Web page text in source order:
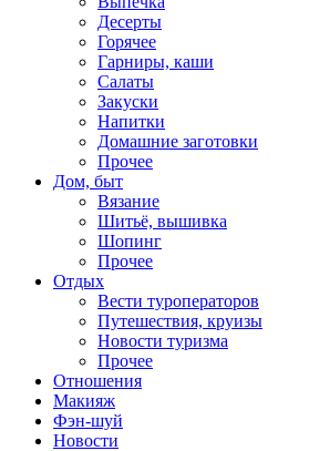
Десерты
Горячее
Гарниры, каши
Салаты
Закуски
Напитки
Домашние заготовки
Прочее
Дом, быт
Вязание
Шитьё, вышивка
Шопинг
Прочее
Отдых
Вести туроператоров
Путешествия, круизы
Новости туризма
Прочее
Отношения
Макияж
Фэн-шуй
Новости